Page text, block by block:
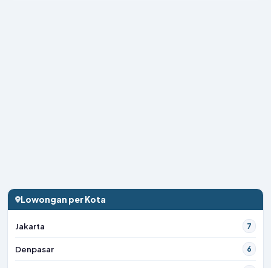
Lowongan per Kota
Jakarta 7
Denpasar 6